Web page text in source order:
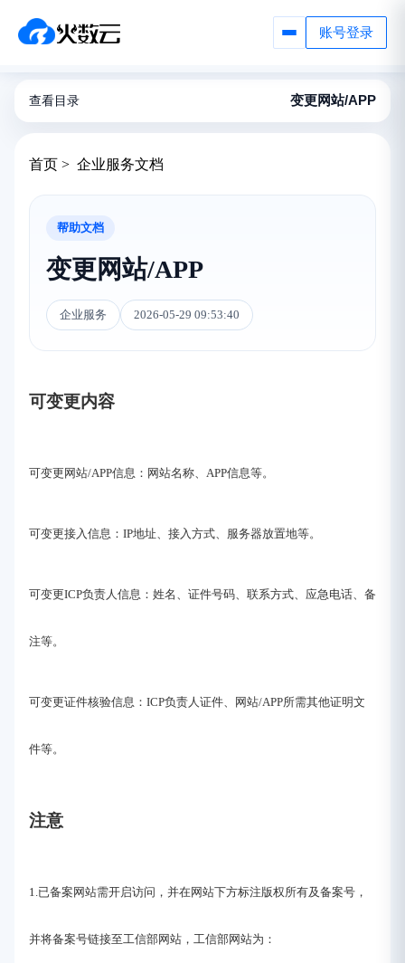
账号登录
查看目录 变更网站/APP
首页 > 企业服务文档
帮助文档
变更网站/APP
企业服务 2026-05-29 09:53:40
可变更内容
可变更网站/APP信息：网站名称、APP信息等。
可变更接入信息：IP地址、接入方式、服务器放置地等。
可变更ICP负责人信息：姓名、证件号码、联系方式、应急电话、备
注等。
可变更证件核验信息：ICP负责人证件、网站/APP所需其他证明文
件等。
注意
1.已备案网站需开启访问，并在网站下方标注版权所有及备案号，
并将备案号链接至工信部网站，工信部网站为：